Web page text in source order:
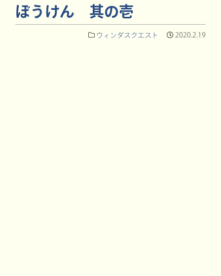
ぼうけん 其の壱
ウィンダスクエスト 2020.2.19